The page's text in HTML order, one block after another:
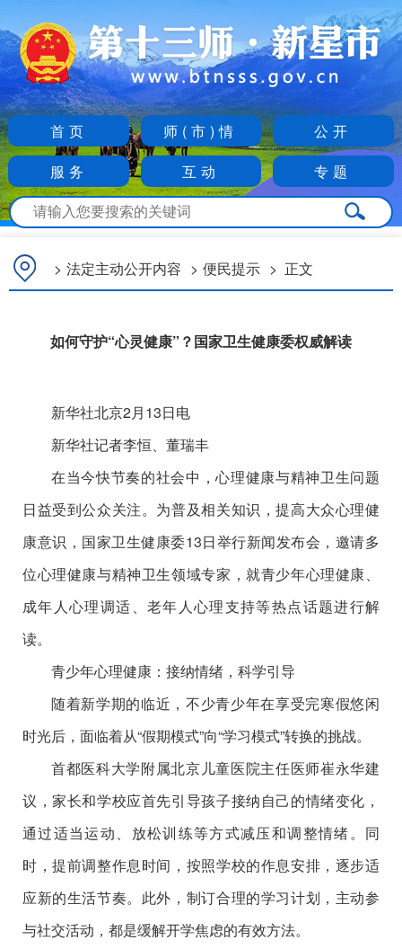
首页 师(市)情
公开
服务
互动 专题
> 法定主动公开内容 > 便民提示 > 正文
如何守护“心灵健康”？国家卫生健康委权威解读
新华社北京2月13日电
新华社记者李恒、董瑞丰
在当今快节奏的社会中，心理健康与精神卫生问题
日益受到公众关注。为普及相关知识，提高大众心理健
康意识，国家卫生健康委13日举行新闻发布会，邀请多
位心理健康与精神卫生领域专家，就青少年心理健康、
成年人心理调适、老年人心理支持等热点话题进行解
读。
青少年心理健康：接纳情绪，科学引导
随着新学期的临近，不少青少年在享受完寒假悠闲
时光后，面临着从“假期模式”向“学习模式”转换的挑战。
首都医科大学附属北京儿童医院主任医师崔永华建
议，家长和学校应首先引导孩子接纳自己的情绪变化，
通过适当运动、放松训练等方式减压和调整情绪。同
时，提前调整作息时间，按照学校的作息安排，逐步适
应新的生活节奏。此外，制订合理的学习计划，主动参
与社交活动，都是缓解开学焦虑的有效方法。